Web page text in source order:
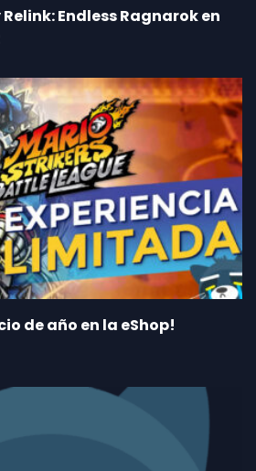
Endless Ragnarok en
de año en la eShop!